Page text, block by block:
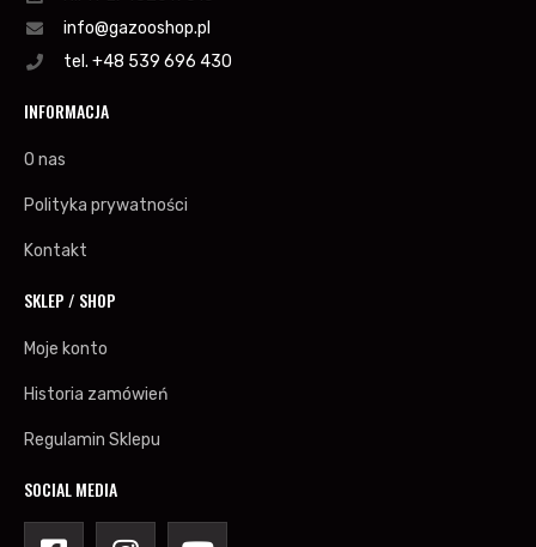
info@gazooshop.pl
tel. +48 539 696 430
INFORMACJA
O nas
Polityka prywatności
Kontakt
SKLEP / SHOP
Moje konto
Historia zamówień
Regulamin Sklepu
SOCIAL MEDIA